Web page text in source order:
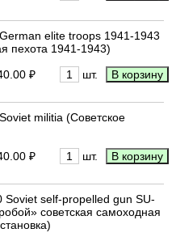
elite troops 1941-1943
пехота 1941-1943)
₽
шт.
militia (Советское
₽
шт.
Soviet self-propelled gun SU-
советская самоходная